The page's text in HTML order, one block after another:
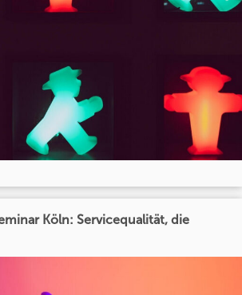
Köln: Servicequalität, die